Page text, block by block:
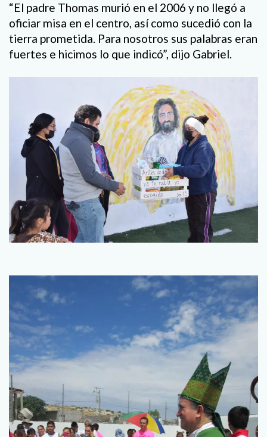
“El padre Thomas murió en el 2006 y no llegó a
oficiar misa en el centro, así como sucedió con la
tierra prometida. Para nosotros sus palabras eran
fuertes e hicimos lo que indicó”, dijo Gabriel.